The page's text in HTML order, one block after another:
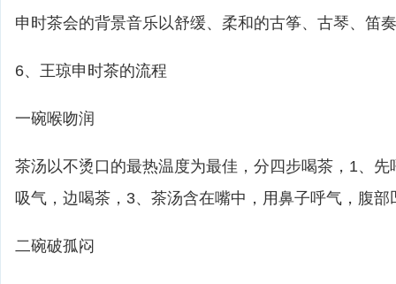
申时茶会的背景音乐以舒缓、柔和的古筝、古琴、笛
6、王琼申时茶的流程
一碗喉吻润
茶汤以不烫口的最热温度为最佳，分四步喝茶，1、
吸气，边喝茶，3、茶汤含在嘴中，用鼻子呼气，腹
二碗破孤闷